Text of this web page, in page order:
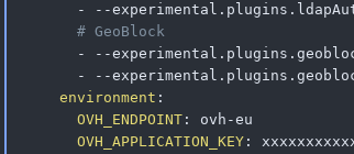
-
- -
# GeoBlock
-
- -
-
- -
environment :
OVH_ENDPOINT : ovh -eu
OVH_APPLICATION_KEY :